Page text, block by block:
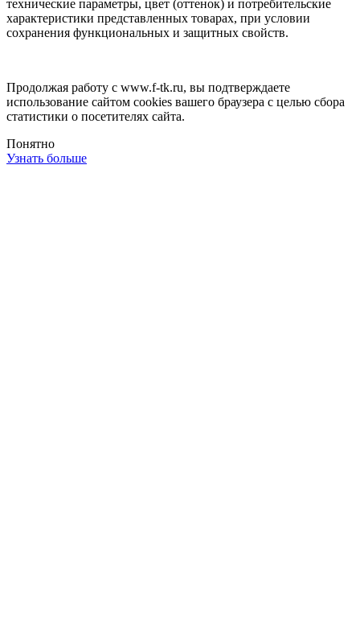
технические параметры, цвет (оттенок) и потребительские
характеристики представленных товарах, при условии
сохранения функциональных и защитных свойств.
Продолжая работу с www.f-tk.ru, вы подтверждаете
использование сайтом cookies вашего браузера с целью сбора
статистики о посетителях сайта.
Понятно
Узнать больше